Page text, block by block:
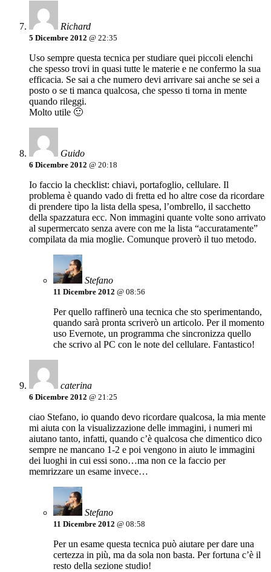
Richard
5 Dicembre 2012 @ 22:35
Uso sempre questa tecnica per studiare quei piccoli elenchi
che spesso trovi in quasi tutte le materie e ne confermo la sua
efficacia. Se sai a che numero devi arrivare sai anche se sei a
posto o se ti manca qualcosa, che spesso ti torna in mente
quando rileggi.
Molto utile 🙂
Guido
6 Dicembre 2012 @ 20:18
Io faccio la checklist: chiavi, portafoglio, cellulare. Il
problema è quando vado di fretta ed ho altre cose da ricordare
di prendere tipo la lista della spesa, l’ombrello, il sacchetto
della spazzatura ecc. Non immagini quante volte sono arrivato
al supermercato senza avere con me la lista “accuratamente”
compilata da mia moglie. Comunque proverò il tuo metodo.
Stefano
11 Dicembre 2012 @ 08:56
Per quello raffinerò una tecnica che sto sperimentando,
quando sarà pronta scriverò un articolo. Per il momento
uso Evernote, un programma che sincronizza quello
che scrivo al PC con le note del cellulare. Fantastico!
caterina
6 Dicembre 2012 @ 21:25
ciao Stefano, io quando devo ricordare qualcosa, la mia mente
mi aiuta con la visualizzazione delle immagini, i numeri mi
aiutano tanto, infatti, quando c’è qualcosa che dimentico dico
sempre ne mancano 1-2 e poi vengono in aiuto le immagini
dei luoghi in cui essi sono…ma non ce la faccio per
memrizzare un esame invece…
Stefano
11 Dicembre 2012 @ 08:58
Per un esame questa tecnica può aiutare per dare una
certezza in più, ma da sola non basta. Per fortuna c’è il
resto della sezione studio!